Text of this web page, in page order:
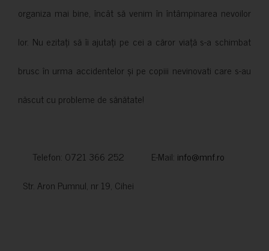
organiza mai bine, încât să venim în întâmpinarea nevoilor
lor. Nu ezitați să îi ajutați pe cei a căror viață s-a schimbat
brusc în urma accidentelor și pe copiii nevinovati care s-au
născut cu probleme de sănătate!
Telefon: 0721 366 252 E-Mail: info@mnf.ro
Str. Aron Pumnul, nr 19, Cihei